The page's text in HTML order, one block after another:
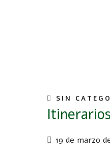
SIN
19 de marzo